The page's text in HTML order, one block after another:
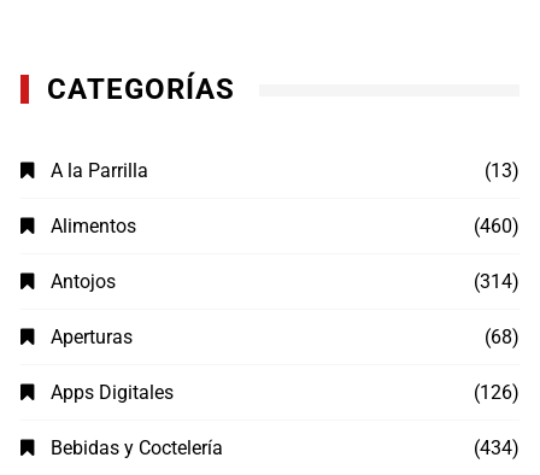
CATEGORÍAS
A la Parrilla (13)
Alimentos (460)
Antojos (314)
Aperturas (68)
Apps Digitales (126)
Bebidas y Coctelería (434)